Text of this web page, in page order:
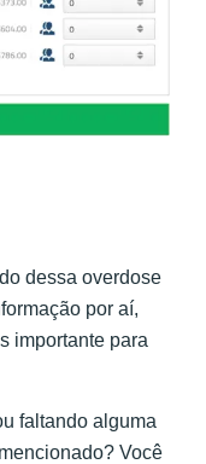
dessa overdose
por aí,
importante para
faltando alguma
Você